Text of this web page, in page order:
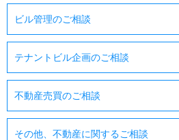
ビル管理のご相談
テナントビル企画のご相談
不動産売買のご相談
その他、不動産に関するご相談